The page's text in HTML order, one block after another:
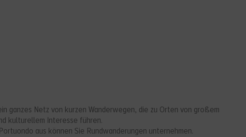
ganzes Netz von kurzen Wanderwegen, die zu Orten von großem
kulturellem Interesse führen.
aus können Sie Rundwanderungen unternehmen.